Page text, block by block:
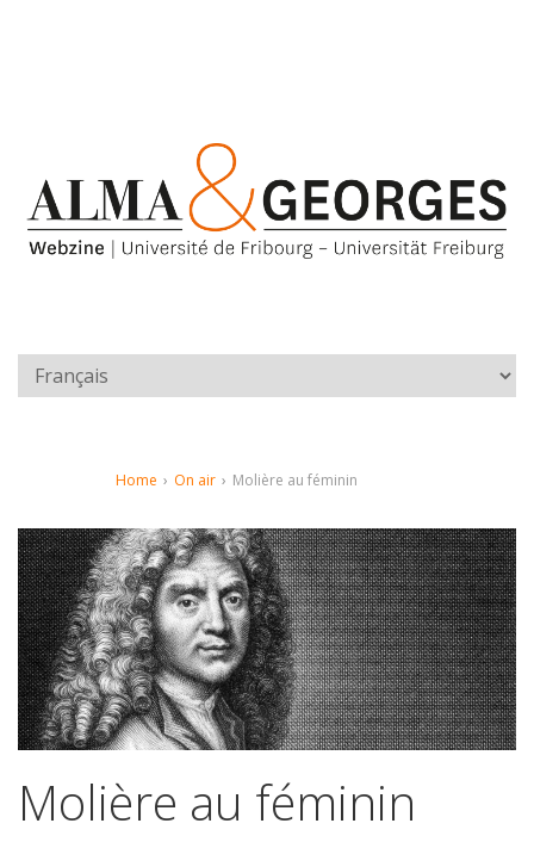
Home › On air › Molière au féminin
Molière au féminin